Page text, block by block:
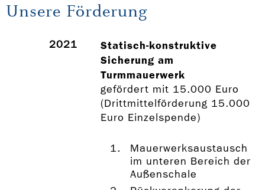
Unsere Förderung
2021
Statisch-konstruktive
Sicherung am
Turmmauerwerk
gefördert mit 15.000 Euro
(Drittmittelförderung 15.000
Euro Einzelspende)
Mauerwerksaustausch
im unteren Bereich der
Außenschale